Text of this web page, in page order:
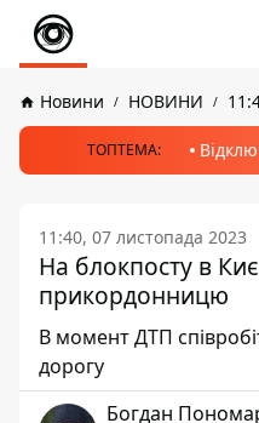
Новини НОВИНИ
ТОПТЕМА:
11:40, 07 листопада 2023
На блокпосту в
прикордонницю
В момент ДТП
дорогу
Богдан